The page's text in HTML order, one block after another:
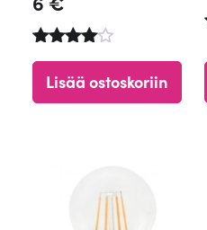
tuotteest
a:
Lisää ostoskoriin